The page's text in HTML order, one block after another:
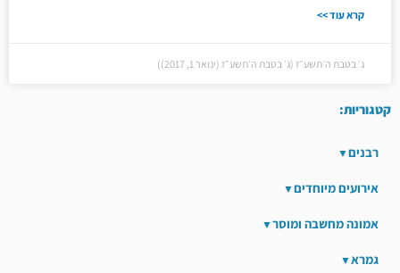
קרא עוד >>
ג׳ בטבת ה׳תשע״ז (ג׳ בטבת ה׳תשע״ז (ינואר 1, 2017))
קטגוריות:
רבנים
אירועים מיוחדים
אמונה מחשבה ומוסר
גמרא